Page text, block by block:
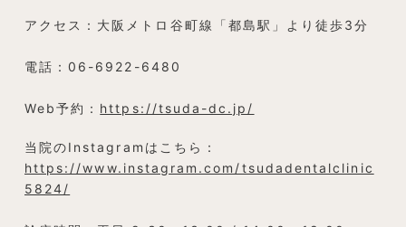
アクセス：大阪メトロ谷町線「都島駅」より徒歩3分
電話：06-6922-6480
Web予約： https://tsuda-dc.jp/
当院のInstagramはこちら：
https://www.instagram.com/tsudadentalclinic
5824/